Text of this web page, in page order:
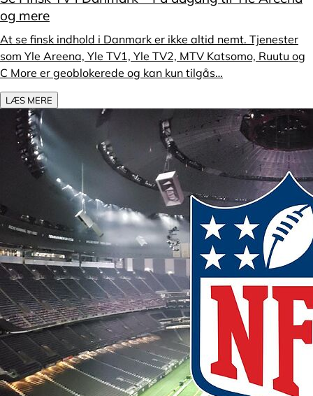
og mere
At se finsk indhold i Danmark er ikke altid nemt. Tjenester
som Yle Areena, Yle TV1, Yle TV2, MTV Katsomo, Ruutu og
C More er geoblokerede og kan kun tilgås…
LÆS MERE